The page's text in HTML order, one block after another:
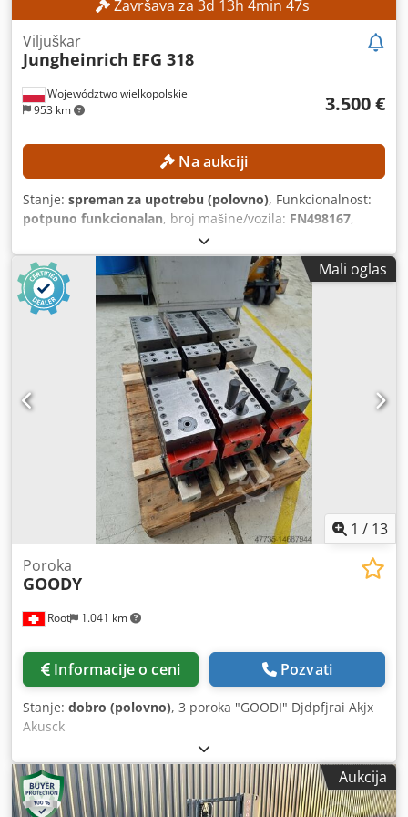
Završava za 3d 13h 4min 45s
Województwo wielkopolskie
953 km
Viljuškar
Jungheinrich EFG 318
3.500 €
Na aukciji
Stanje: spreman za upotrebu (polovno), Funkcionalnost:
potpuno funkcionalan, broj mašine/vozila: FN498167,
, radni sati:
dizanja:4.700 mm, slobodno podizanje:1.490 mm, tip
jarma:triplex, građevinska visina: 2.132 mm, Bez
minimalne cene – garantovana prodaja po najvišoj ponudi!
TEHNIČKE KARAKTERISTIKE Visina slobodnog podizanja:
1.490 mm Visina podizanja: 4.700 mm Ukupna visina: 2.132
mm PODACI O MAŠINI Tip jarbola: Triplex Napon baterije:
48 V Kapacitet baterije: 625 Ah Djdjzrlxgopfx Akusck
Godina proizvodnje baterije: 2015 Hidraulični ventili: 3./4.
ventil na nosaču viljuške Radni sati: 15.254 h OPREMA
Triplex jarbol sa visinom slobodnog podizanja 3./4.
hidraulični ventil na nosaču viljuške Punjač Eksterna
referenca: SL9789SP
Mali oglas
1 / 13
Root 1.041 km
Poroka
GOODY
Informacije o ceni Pozvati
Stanje: dobro (polovno), 3 poroka "GOODI" Djdpfjrai Akjx
Akusck
Aukcija